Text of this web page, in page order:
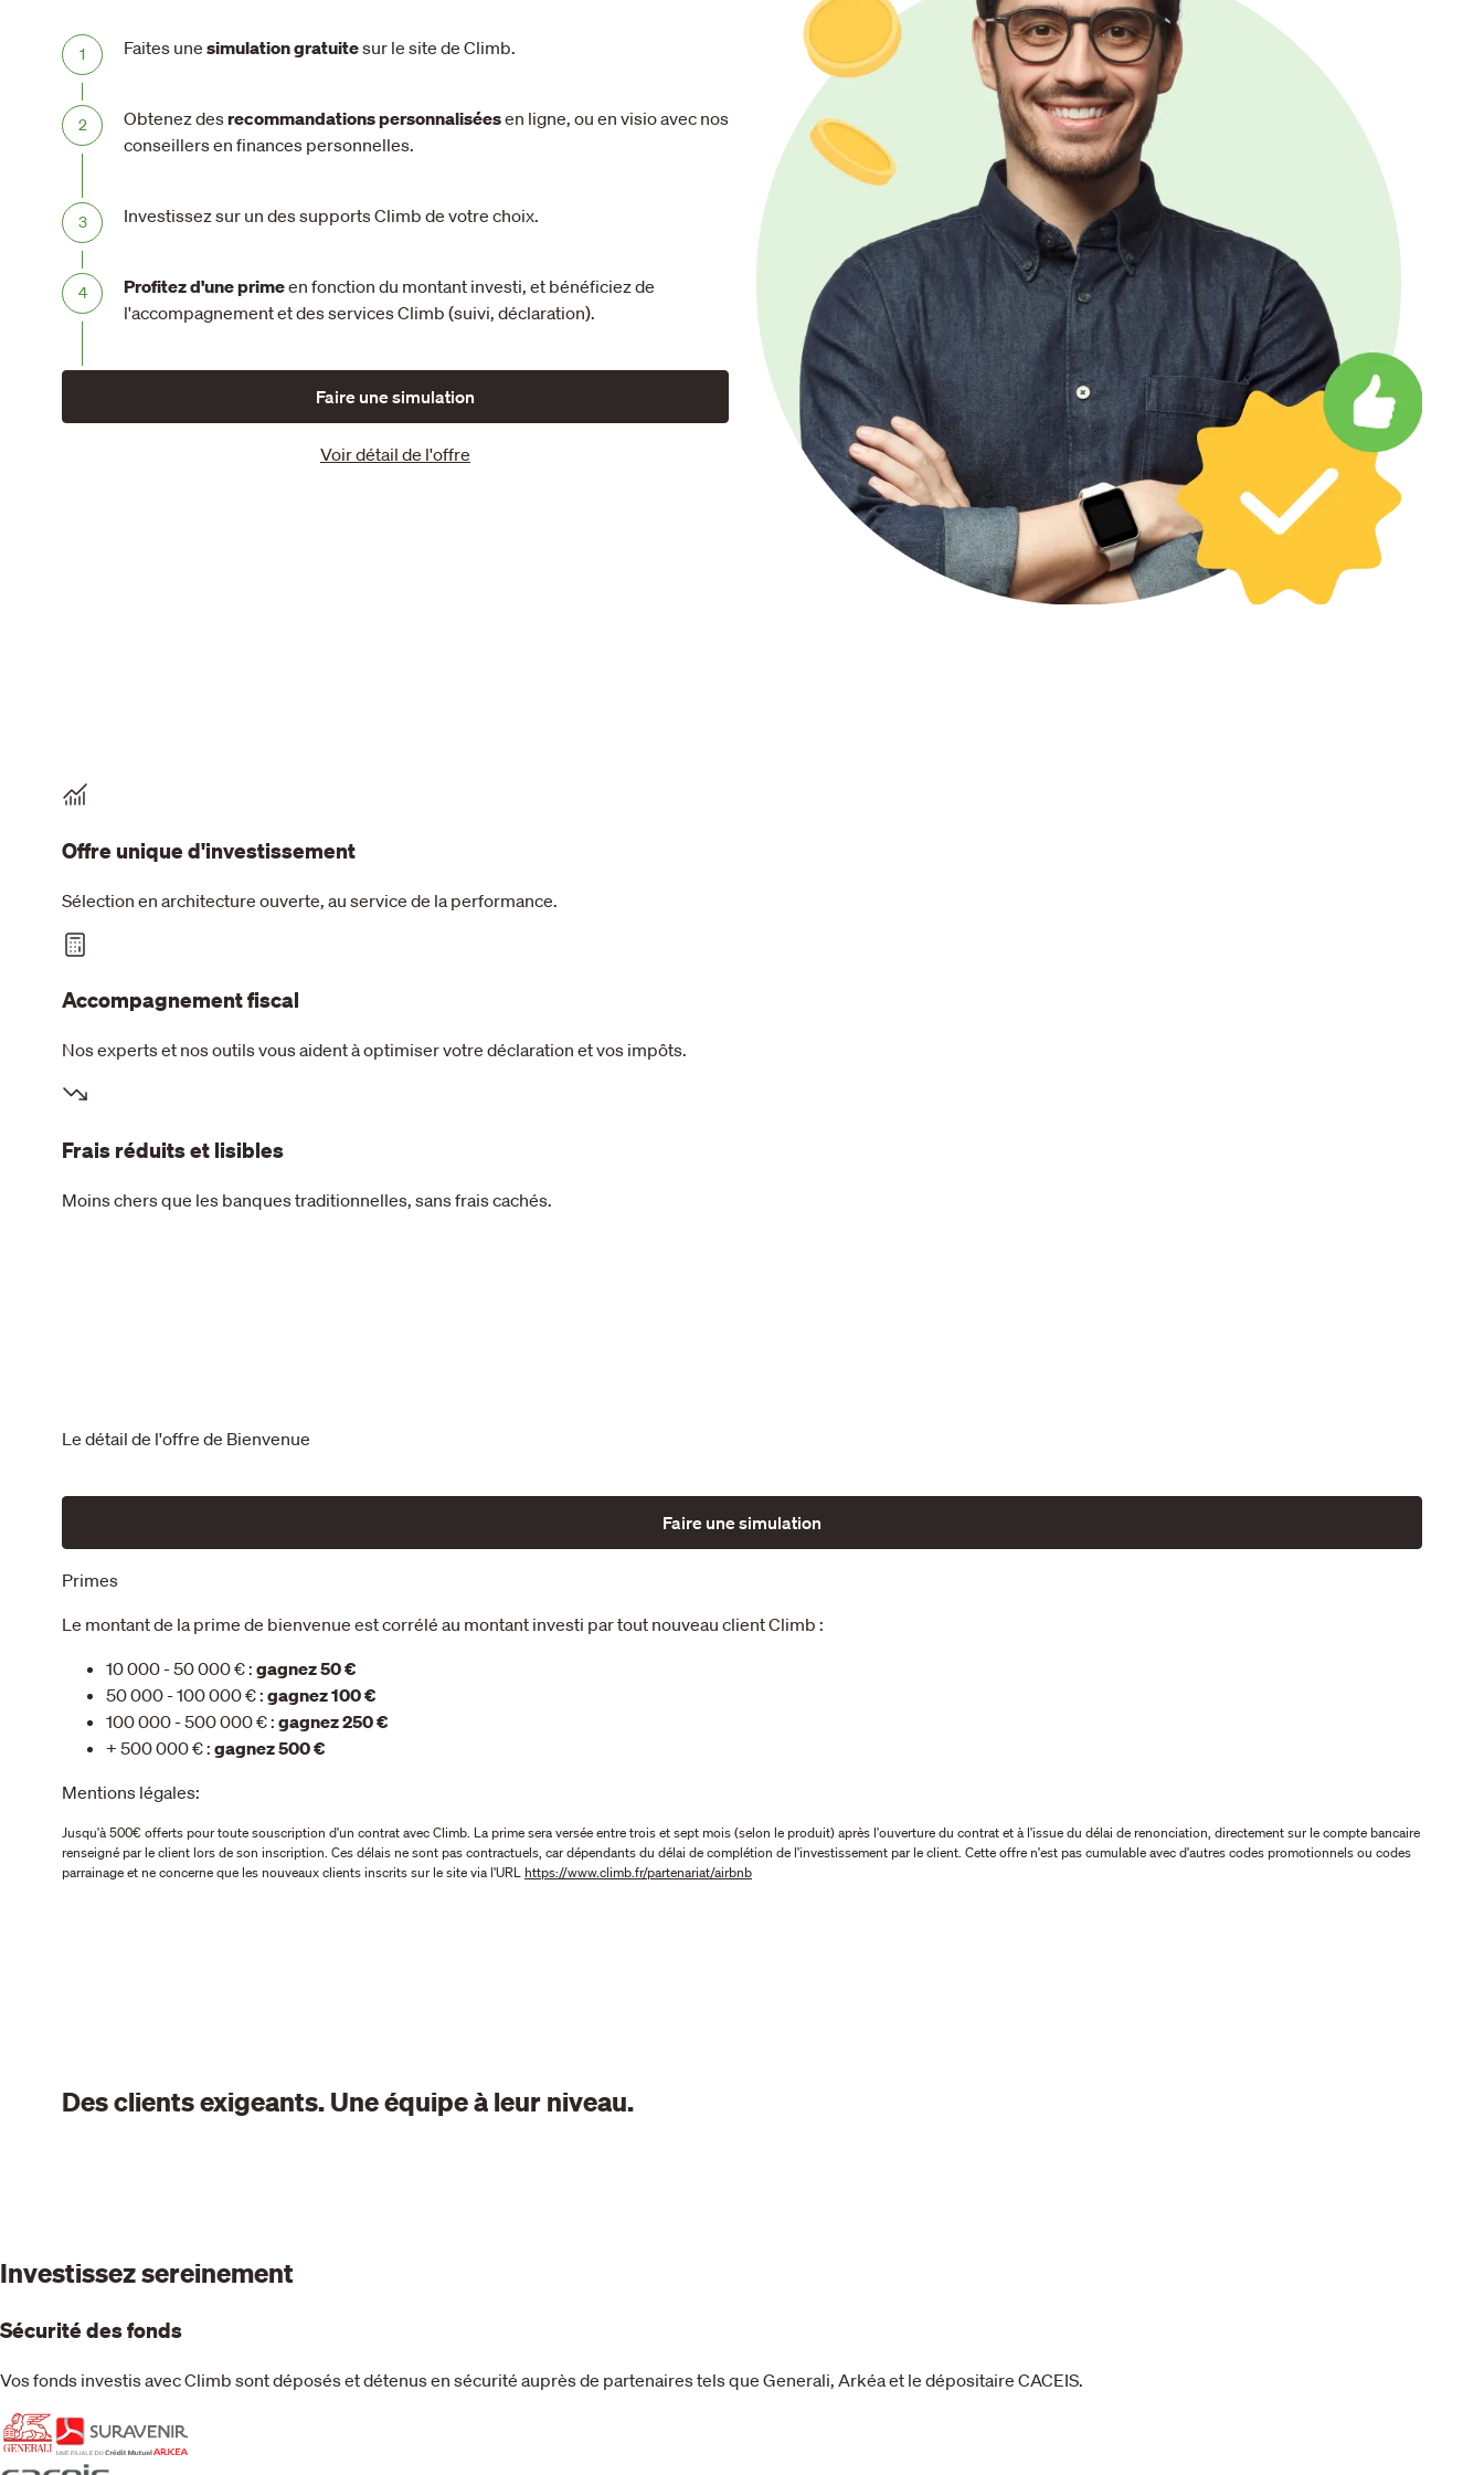
Faites une simulation gratuitesur le site de Climb.
Obtenez desrecommandations personnaliséesen ligne, ou en visio avec nos
conseillers en finances personnelles.
Investissez sur un des supports Climb de votre choix.
Profitez d'une primeen fonction du montant investi, et bénéficiez de
l'accompagnement et des services Climb (suivi, déclaration).
Faire une simulation
Voir détail de l'offre
Offre unique d'investissement
Sélection en architecture ouverte, au service de la performance.
Accompagnement fiscal
Nos experts et nos outils vous aident à optimiser votre déclaration et vos impôts.
Frais réduits et lisibles
Moins chers que les banques traditionnelles, sans frais cachés.
Le détail de l'offre de Bienvenue
Faire une simulation
Primes
Le montant de la prime de bienvenue est corrélé au montant investi par tout nouveau client Climb :
10 000 - 50 000 € : gagnez 50 €
50 000 - 100 000 € : gagnez 100 €
100 000 - 500 000 € : gagnez 250 €
+ 500 000 € : gagnez 500 €
Mentions légales:
Jusqu'à 500€ offerts pour toute souscription d'un contrat avec Climb. La prime sera versée entre trois et sept mois (selon le produit) après l'ouverture du contrat et à l'issue du délai de renonciation, directement sur le compte bancaire
renseigné par le client lors de son inscription. Ces délais ne sont pas contractuels, car dépendants du délai de complétion de l'investissement par le client. Cette offre n'est pas cumulable avec d'autres codes promotionnels ou codes
parrainage et ne concerne que les nouveaux clients inscrits sur le site via l'URL https://www.climb.fr/partenariat/airbnb
Des clients exigeants. Une équipe à leur niveau.
Investissez sereinement
Sécurité des fonds
Vos fonds investis avec Climb sont déposés et détenus en sécurité auprès de partenaires tels que Generali, Arkéa et le dépositaire CACEIS.